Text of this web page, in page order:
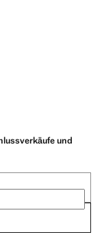
und